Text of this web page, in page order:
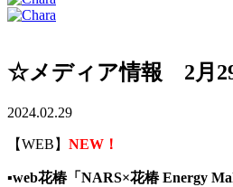
☆メディア情報 2月
2024.02.29
【WEB】 NEW！
▪️web花椿「NARS×花椿 Energy